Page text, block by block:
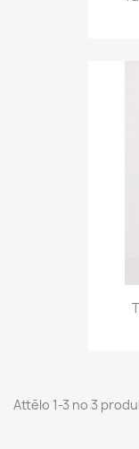
Attēlo 1-3 no 3